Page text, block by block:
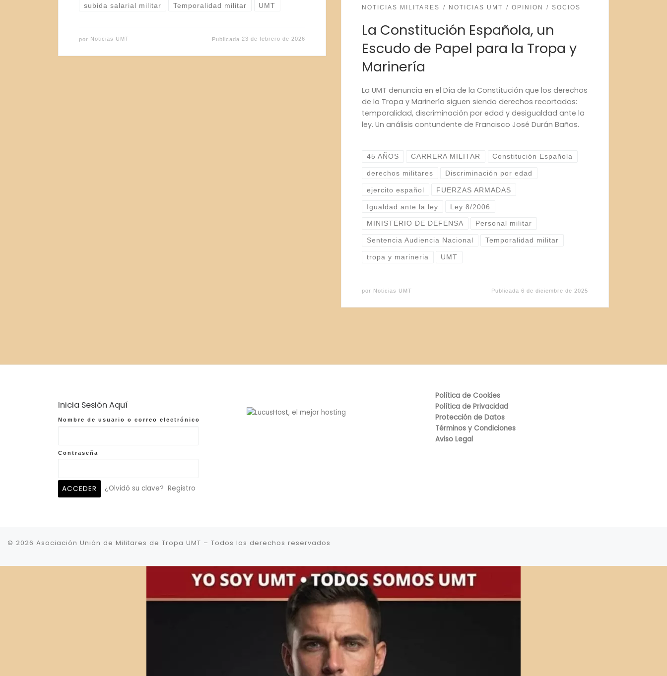
subida salarial militar Temporalidad militar UMT
por Noticias UMT Publicada 23 de febrero de 2026
NOTICIAS MILITARES
NOTICIAS UMT OPINION SOCIOS
La Constitución Española, un
Escudo de Papel para la Tropa y
Marinería
La UMT denuncia en el Día de la Constitución que los derechos
de la Tropa y Marinería siguen siendo derechos recortados:
temporalidad, discriminación por edad y desigualdad ante la
ley. Un análisis contundente de Francisco José Durán Baños.
45 AÑOS CARRERA MILITAR Constitución Española
derechos militares Discriminación por edad
ejercito español FUERZAS ARMADAS
Igualdad ante la ley Ley 8/2006
MINISTERIO DE DEFENSA Personal militar
Sentencia Audiencia Nacional Temporalidad militar
tropa y marineria UMT
por Noticias UMT Publicada 6 de diciembre de 2025
Inicia Sesión Aquí
Nombre de usuario o correo electrónico
Contraseña
¿Olvidó su clave? Registro
Política de Cookies
Política de Privacidad
Protección de Datos
Términos y Condiciones
Aviso Legal
© 2026 Asociación Unión de Militares de Tropa UMT – Todos los derechos reservados